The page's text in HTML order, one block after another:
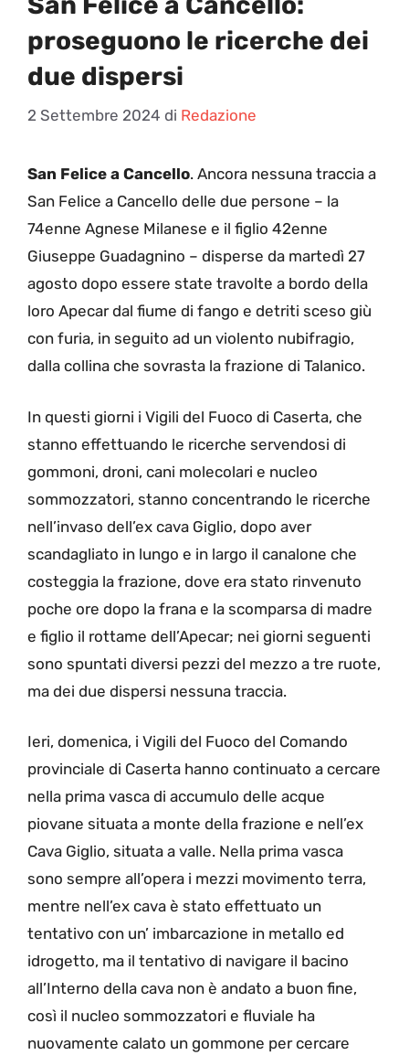
proseguono le ricerche dei
due dispersi
2 Settembre 2024 di Redazione
San Felice a Cancello. Ancora nessuna traccia a
San Felice a Cancello delle due persone – la
74enne Agnese Milanese e il figlio 42enne
Giuseppe Guadagnino – disperse da martedì 27
agosto dopo essere state travolte a bordo della
loro Apecar dal fiume di fango e detriti sceso giù
con furia, in seguito ad un violento nubifragio,
dalla collina che sovrasta la frazione di Talanico.
In questi giorni i Vigili del Fuoco di Caserta, che
stanno effettuando le ricerche servendosi di
gommoni, droni, cani molecolari e nucleo
sommozzatori, stanno concentrando le ricerche
nell’invaso dell’ex cava Giglio, dopo aver
scandagliato in lungo e in largo il canalone che
costeggia la frazione, dove era stato rinvenuto
poche ore dopo la frana e la scomparsa di madre
e figlio il rottame dell’Apecar; nei giorni seguenti
sono spuntati diversi pezzi del mezzo a tre ruote,
ma dei due dispersi nessuna traccia.
Ieri, domenica, i Vigili del Fuoco del Comando
provinciale di Caserta hanno continuato a cercare
nella prima vasca di accumulo delle acque
piovane situata a monte della frazione e nell’ex
Cava Giglio, situata a valle. Nella prima vasca
sono sempre all’opera i mezzi movimento terra,
mentre nell’ex cava è stato effettuato un
tentativo con un’ imbarcazione in metallo ed
idrogetto, ma il tentativo di navigare il bacino
all’Interno della cava non è andato a buon fine,
così il nucleo sommozzatori e fluviale ha
nuovamente calato un gommone per cercare